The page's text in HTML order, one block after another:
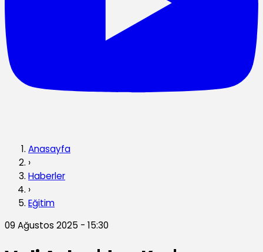
Anasayfa
›
Haberler
›
Eğitim
09 Ağustos 2025 - 15:30